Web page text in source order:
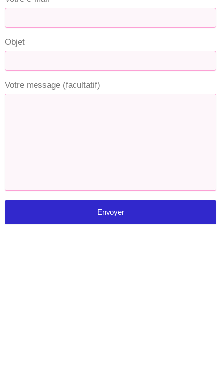
Objet
Votre message (facultatif)
Envoyer